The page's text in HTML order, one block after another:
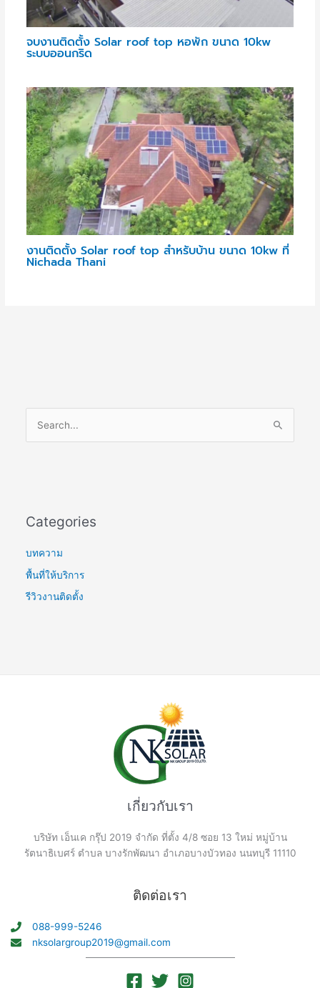
จบงานติดตั้ง Solar roof top หอพัก ขนาด 10kw
ระบบออนกริด
งานติดตั้ง Solar roof top สำหรับบ้าน ขนาด 10kw ที่
Nichada Thani
h
r
:
Categories
บทความ
พื้นที่ให้บริการ
รีวิวงานติดตั้ง
เกี่ยวกับเรา
บริษัท เอ็นเค กรุ๊ป 2019 จำกัด ที่ตั้ง 4/8 ซอย 13 ใหม่ หมู่บ้าน
รัตนาธิเบศร์ ตำบล บางรักพัฒนา อำเภอบางบัวทอง นนทบุรี 11110
ติดต่อเรา
088-999-5246
nksolargroup2019@gmail.com